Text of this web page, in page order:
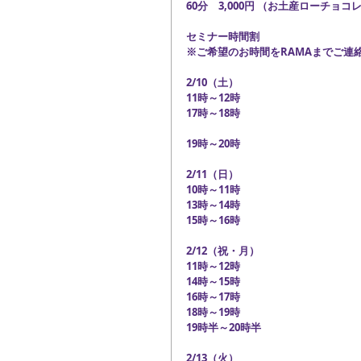
60分　3,000円 （お土産ローチョコレ
セミナー時間割
※ご希望のお時間をRAMAまでご連
2/10（土）
11時～12時
17時～18時
19時～20時
2/11（日）
10時～11時
13時～14時
15時～16時
2/12（祝・月）
11時～12時
14時～15時
16時～17時
18時～19時
19時半～20時半
2/13（火）